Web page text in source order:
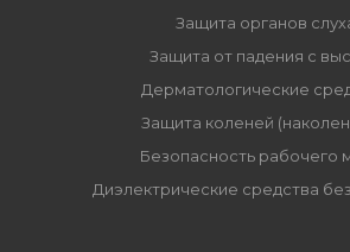
Защита органов
Защита от падения с
Дерматологические
Защита коленей
Безопасность рабочего
Диэлектрические средства